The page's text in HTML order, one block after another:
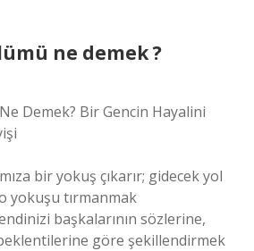
ne demek ?
Demek? Bir Gencin Hayalini
bir yokuş çıkarır; gidecek yol
yokuşu tırmanmak
başkalarının sözlerine,
göre şekillendirmek